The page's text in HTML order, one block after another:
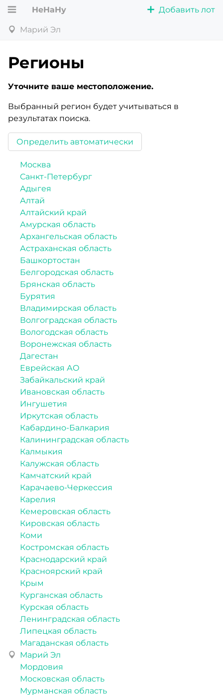
НеНаНу Добавить лот
Марий Эл
Регионы
Уточните ваше местоположение.
Выбранный регион будет учитываться в
результатах поиска.
Определить автоматически
Москва
Санкт-Петербург
Адыгея
Алтай
Алтайский край
Амурская область
Архангельская область
Астраханская область
Башкортостан
Белгородская область
Брянская область
Бурятия
Владимирская область
Волгоградская область
Вологодская область
Воронежская область
Дагестан
Еврейская АО
Забайкальский край
Ивановская область
Ингушетия
Иркутская область
Кабардино-Балкария
Калининградская область
Калмыкия
Калужская область
Камчатский край
Карачаево-Черкессия
Карелия
Кемеровская область
Кировская область
Коми
Костромская область
Краснодарский край
Красноярский край
Крым
Курганская область
Курская область
Ленинградская область
Липецкая область
Магаданская область
Марий Эл
Мордовия
Московская область
Мурманская область